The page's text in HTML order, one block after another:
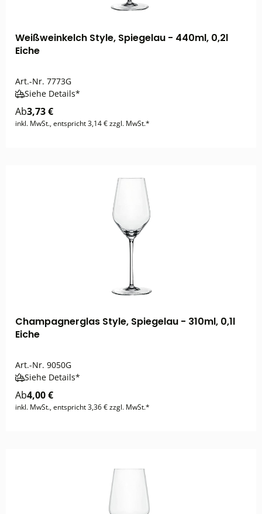
Weißweinkelch Style, Spiegelau - 440ml, 0,2l
Eiche
Art.-Nr. 7773G
Siehe Details*
Ab3,73 €
inkl. MwSt., entspricht 3,14 € zzgl. MwSt.*
Champagnerglas Style, Spiegelau - 310ml, 0,1l
Eiche
Art.-Nr. 9050G
Siehe Details*
Ab4,00 €
inkl. MwSt., entspricht 3,36 € zzgl. MwSt.*